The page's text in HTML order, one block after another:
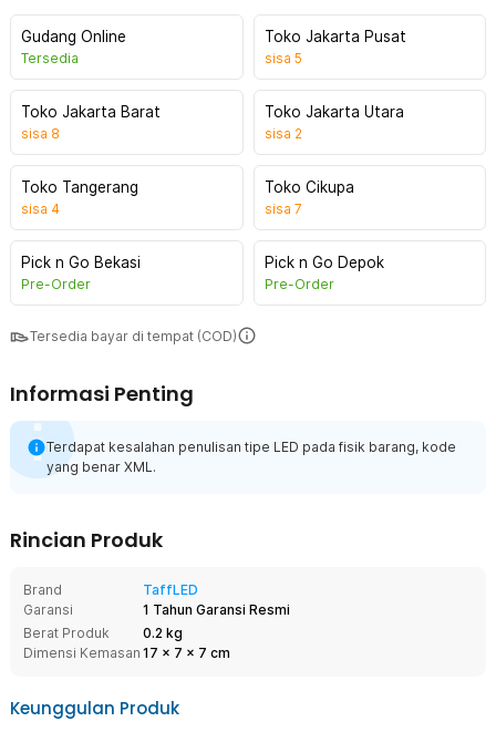
Gudang Online
Tersedia
Toko Jakarta Pusat
sisa 5
Toko Jakarta Barat
sisa 8
Toko Jakarta Utara
sisa 2
Toko Tangerang
sisa 4
Toko Cikupa
sisa 7
Pick n Go Bekasi
Pre-Order
Pick n Go Depok
Pre-Order
Tersedia bayar di tempat (COD)
Informasi Penting
Terdapat kesalahan penulisan tipe LED pada fisik barang, kode
yang benar XML.
Rincian Produk
Brand
TaffLED
Garansi
1 Tahun Garansi Resmi
Berat Produk
0.2 kg
Dimensi Kemasan 17 x 7 x 7 cm
Keunggulan Produk